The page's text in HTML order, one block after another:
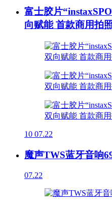
富士胶片
向赋能 首款商用拍
10 07.22
魔声TWS蓝牙音响
07.22